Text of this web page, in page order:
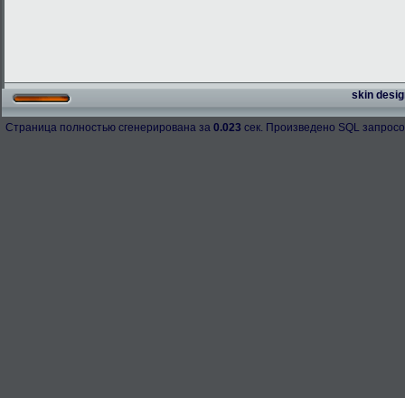
skin
Страница полностью сгенерирована за 0.023 сек. Произведено SQL